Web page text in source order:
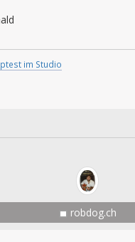
im Studio
robdog.ch